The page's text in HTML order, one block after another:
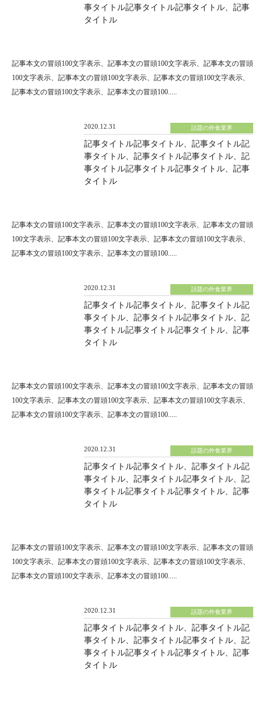
事タイトル記事タイトル記事タイトル、記事
タイトル
記事本文の冒頭100文字表示、記事本文の冒頭100文字表示、記事本文の冒頭
100文字表示、記事本文の冒頭100文字表示、記事本文の冒頭100文字表示、
記事本文の冒頭100文字表示、記事本文の冒頭100.....
2020.12.31 話題の外食業界
記事タイトル記事タイトル、記事タイトル記
事タイトル、記事タイトル記事タイトル、記
事タイトル記事タイトル記事タイトル、記事
タイトル
記事本文の冒頭100文字表示、記事本文の冒頭100文字表示、記事本文の冒頭
100文字表示、記事本文の冒頭100文字表示、記事本文の冒頭100文字表示、
記事本文の冒頭100文字表示、記事本文の冒頭100.....
2020.12.31 話題の外食業界
記事タイトル記事タイトル、記事タイトル記
事タイトル、記事タイトル記事タイトル、記
事タイトル記事タイトル記事タイトル、記事
タイトル
記事本文の冒頭100文字表示、記事本文の冒頭100文字表示、記事本文の冒頭
100文字表示、記事本文の冒頭100文字表示、記事本文の冒頭100文字表示、
記事本文の冒頭100文字表示、記事本文の冒頭100.....
2020.12.31 話題の外食業界
記事タイトル記事タイトル、記事タイトル記
事タイトル、記事タイトル記事タイトル、記
事タイトル記事タイトル記事タイトル、記事
タイトル
記事本文の冒頭100文字表示、記事本文の冒頭100文字表示、記事本文の冒頭
100文字表示、記事本文の冒頭100文字表示、記事本文の冒頭100文字表示、
記事本文の冒頭100文字表示、記事本文の冒頭100.....
2020.12.31 話題の外食業界
記事タイトル記事タイトル、記事タイトル記
事タイトル、記事タイトル記事タイトル、記
事タイトル記事タイトル記事タイトル、記事
タイトル